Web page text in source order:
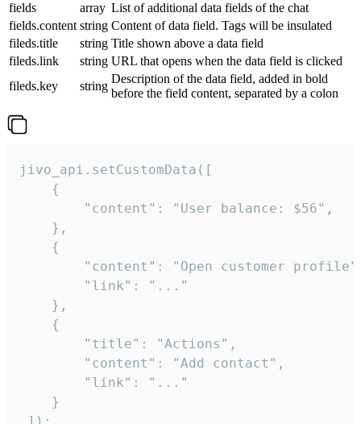
fields
array List of additional data fields of the chat
fields.content string Content of data field. Tags will be insulated
fileds.title
string Title shown above a data field
fileds.link
string URL that opens when the data field is clicked
fileds.key
string
Description of the data field, added in bold
before the field content, separated by a colon
jivo_api.setCustomData([
    {
        "content": "User balance: $56",
    },
    {
"content": "Open customer
        "link": "..."
    },
    {
        "title": "Actions",
        "content": "Add contact",
        "link": "..."
    }